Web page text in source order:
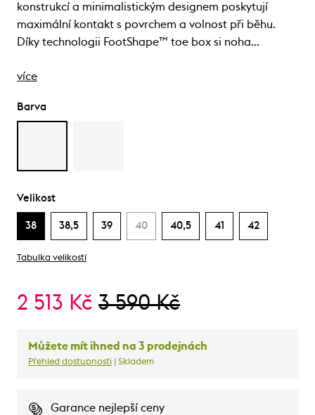
konstrukcí a minimalistickým designem poskytují
maximální kontakt s povrchem a volnost při běhu.
Díky technologii FootShape™ toe box si noha…
více
Barva
Velikost
38 38,5 39 40 40,5 41 42
Tabulka velikostí
2 513 Kč 3 590 Kč
Můžete mít ihned na 3 prodejnách
Přehled dostupnosti | Skladem
Garance nejlepší ceny